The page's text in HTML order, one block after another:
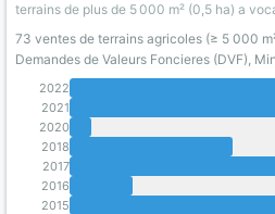
terrains de plus de 5 000 m² (0,5 ha) a
73 ventes de terrains agricoles (≥ 5 000
Demandes de Valeurs Foncieres (DVF),
2022
2021
2020
2018
2017
2016
2015